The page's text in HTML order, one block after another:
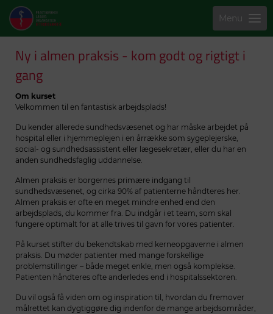
Menu
Ny i almen praksis - kom godt og rigtigt i
gang
Om kurset
Velkommen til en fantastisk arbejdsplads!
Du kender allerede sundhedsvæsenet og har måske arbejdet på
hospital eller i hjemmeplejen i en årrække som sygeplejerske,
social- og sundhedsassistent eller lægesekretær, eller du har en
anden sundhedsfaglig uddannelse.
Almen praksis er borgernes primære indgang til
sundhedsvæsenet, og cirka 90% af patienterne håndteres her.
Almen praksis er ofte en meget mindre enhed end den
arbejdsplads, du kommer fra. Du indgår i et team, som skal
fungere optimalt for at alle trives til gavn for vores patienter.
På kurset stifter du bekendtskab med kerneopgaverne i almen
praksis. Du møder patienter med mange forskellige
problemstillinger – både meget enkle, men også komplekse.
Patienten håndteres ofte anderledes end i hospitalssektoren.
Du vil også få viden om og inspiration til, hvordan du fremover
målrettet kan dygtiggøre dig indenfor de mange arbejdsområder,